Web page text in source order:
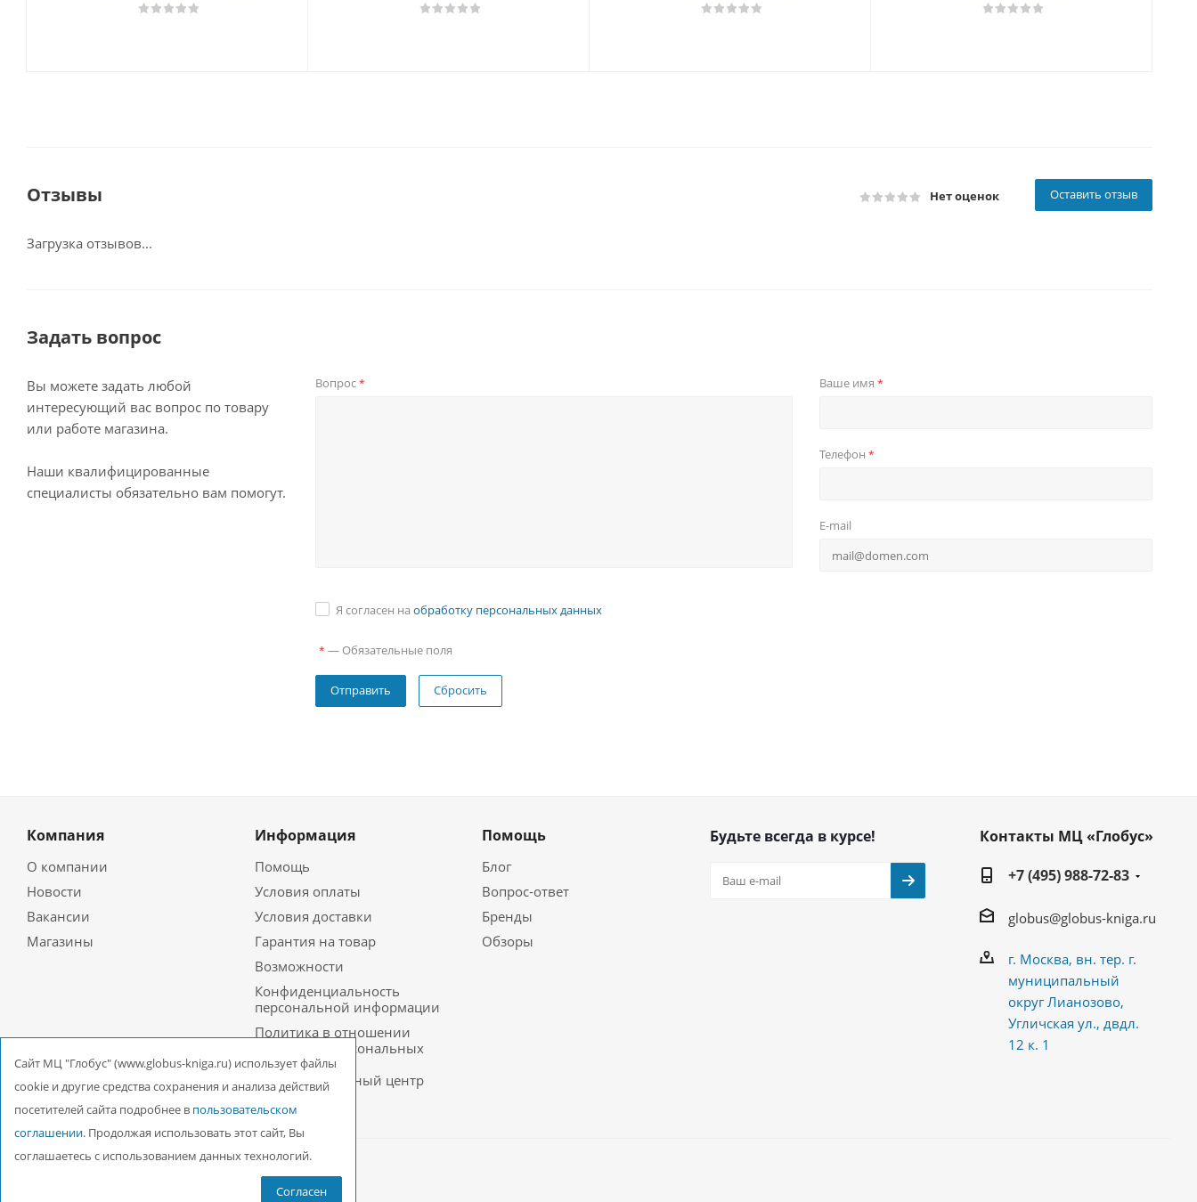
Отзывы Нет оценок Оставить отзыв
Загрузка отзывов...
Задать вопрос
Вы можете задать любой
интересующий вас вопрос по товару
или работе магазина.
Наши квалифицированные
специалисты обязательно вам помогут.
Вопрос* Ваше имя *
Телефон *
E-mail
Я согласен на обработку персональных данных
* — Обязательные поля
Сбросить
Компания
О компании
Новости
Вакансии
Магазины
Информация
Помощь
Условия оплаты
Условия доставки
Гарантия на товар
Возможности
Конфиденциальность
персональной информации
Политика в отношении
обработки персональных
данных в ООО
Межрегиональный центр
«Глобус»
Помощь
Блог
Вопрос-ответ
Бренды
Обзоры
Будьте всегда в курсе!
Контакты МЦ «Глобус»
+7 (495) 988-72-83
globus@globus-kniga.ru
г. Москва, вн. тер. г.
муниципальный
округ Лианозово,
Угличская ул., двдл.
12 к. 1
2026 © ООО Межрегиональный Центр «Глобус»
Cайт МЦ "Глобус" (www.globus-kniga.ru) использует файлы
cookie и другие средства сохранения и анализа действий
посетителей сайта подробнее в пользовательском
соглашении. Продолжая использовать этот сайт, Вы
соглашаетесь с использованием данных технологий.
Согласен